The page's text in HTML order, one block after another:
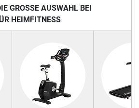
GROSSE AUSWAHL BEI E
HEIMFITNESS